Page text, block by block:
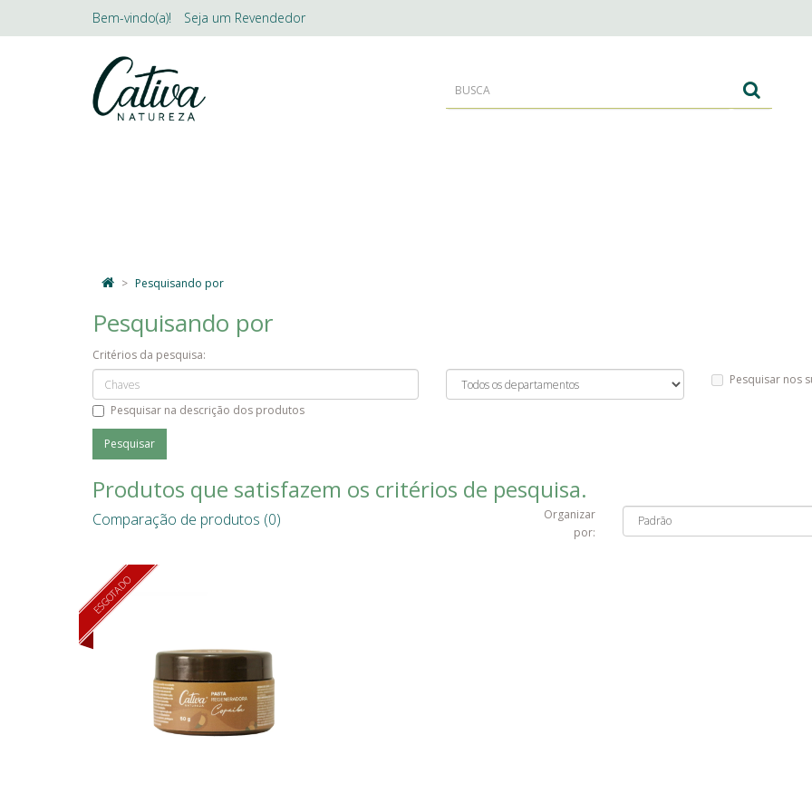
Bem-vindo(a)! Seja um Revendedor
LINHAS
Pesquisando por
Pesquisando por
Critérios da pesquisa:
Pesquisar nos
Pesquisar na descrição dos produtos
Produtos que satisfazem os critérios de pesquisa.
Comparação de produtos (0)
Organizar
por:
ESGOTADO